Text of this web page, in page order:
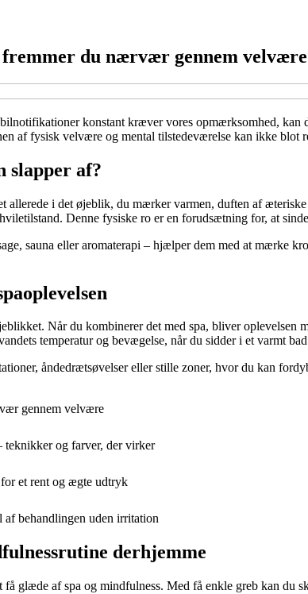
fremmer du nærvær gennem velvære
konstant kræver vores opmærksomhed,
af fysisk velvære og mental tilstedeværelse kan ikke
slapper af?
allerede i det øjeblik, du mærker varmen, duften af
Denne fysiske ro er en forudsætning for, at
sauna eller aromaterapi – hjælper dem med at
Når du kombinerer det med spa, bliver
temperatur og bevægelse, når du sidder i et varmt
åndedrætsøvelser eller stille zoner, hvor du kan
gennem velvære
teknikker og farver, der virker
et rent og ægte udtryk
af behandlingen uden irritation
derhjemme
glæde af spa og mindfulness. Med få enkle greb kan du